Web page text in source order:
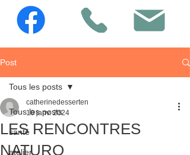
Post
Tous les posts
santé
atelier
Tous les posts
LES RENCONTRES
NATURO
catherinedesserten
10 janv. 2024